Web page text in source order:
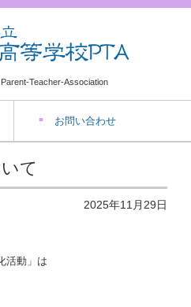
Teacher-Association
お問い合わせ
て
2025年11月29日
活動」は